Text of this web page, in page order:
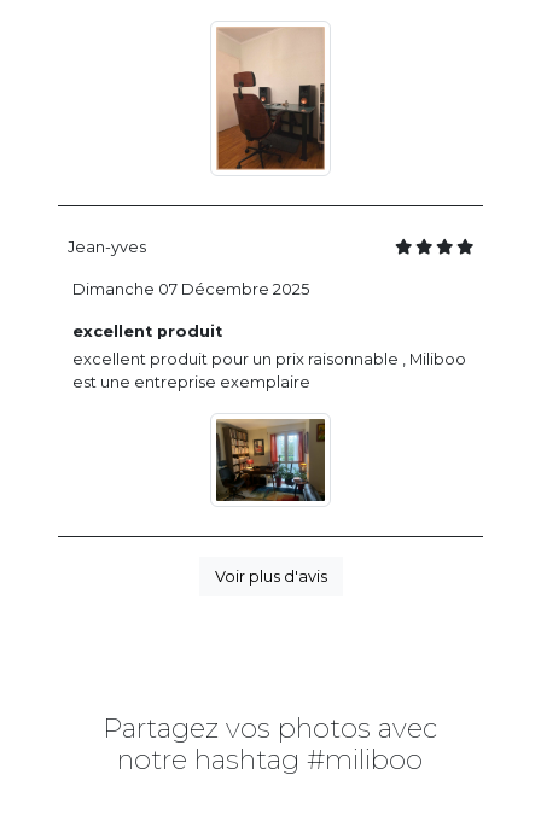
Jean-yves
excellent produit
excellent produit pour un prix raisonnable , Miliboo
est une entreprise exemplaire
Dimanche 07 Décembre 2025
Voir plus d'avis
Partagez vos photos avec
notre hashtag #miliboo